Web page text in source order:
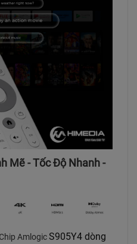
Mẽ - Tốc Độ Nhanh -
Amlogic S905Y4 dòng